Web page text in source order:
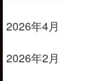
2026年4月
2026年2月